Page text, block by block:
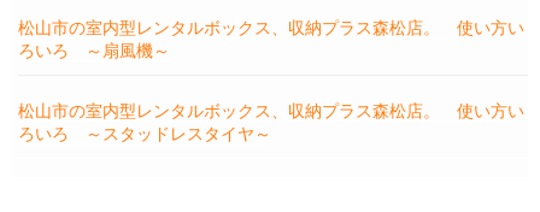
松山市の室内型レンタルボックス、収納プラス森松店。 使い方い
ろいろ ～扇風機～
松山市の室内型レンタルボックス、収納プラス森松店。 使い方い
ろいろ ～スタッドレスタイヤ～